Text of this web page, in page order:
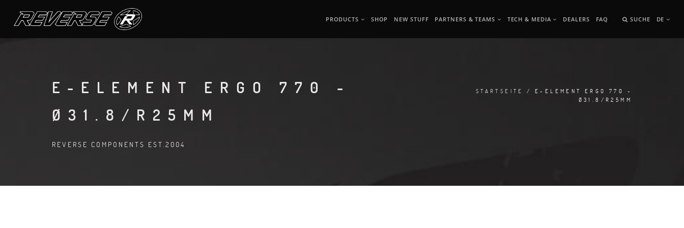
PRODUCTS SHOP NEW STUFF PARTNERS & TEAMS TECH & MEDIA DEALERS FAQ SUCHE DE
E-ELEMENT ERGO 770 -
Ø31.8/R25MM
REVERSE COMPONENTS EST.2004
STARTSEITE
/ E-ELEMENT ERGO 770 -
Ø31.8/R25MM